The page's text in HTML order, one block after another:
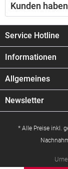
Kunden
Service Hotline
Informationen
Allgemeines
Newsletter
* Alle Preise inkl.